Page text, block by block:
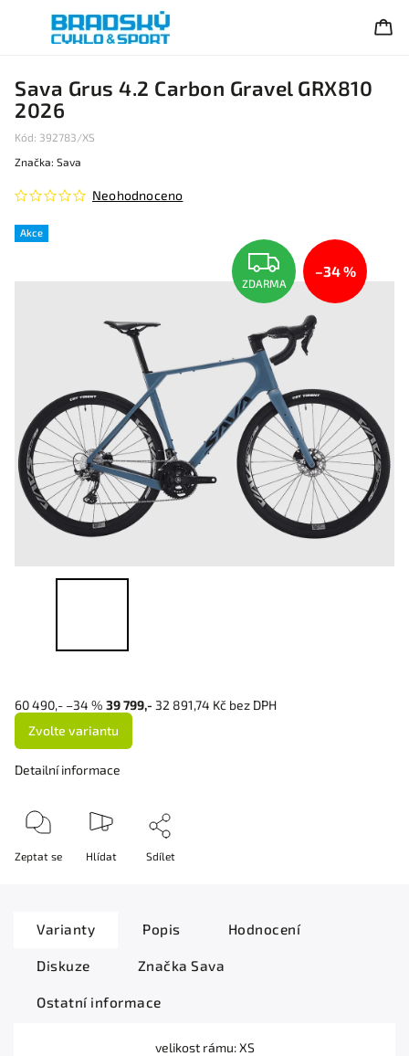
Sava Grus 4.2 Carbon Gravel GRX810
2026
Kód: 392783/XS
Akce
Neohodnoceno
Značka: Sava
ZDARMA
–34 %
60 490,- –34 % 39 799,- 32 891,74 Kč bez DPH
Zvolte variantu
Detailní informace
Zeptat se Hlídat Sdílet
Varianty Popis Hodnocení
Diskuze Značka Sava
Ostatní informace
velikost rámu: XS